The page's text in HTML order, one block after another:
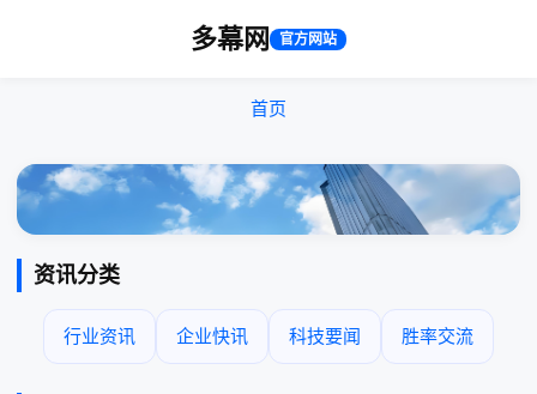
多幕网 官方网站
首页
资讯分类
行业资讯 企业快讯 科技要闻 胜率交流